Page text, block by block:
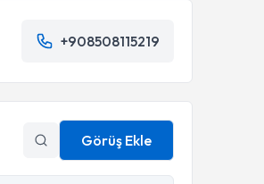
+908508115219
Görüş Ekle